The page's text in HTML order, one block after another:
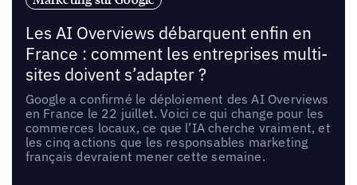
Les AI Overviews débarquent enfin en
France : comment les entreprises multi-
sites doivent s’adapter ?
Google a confirmé le déploiement des AI Overviews
en France le 22 juillet. Voici ce qui change pour les
commerces locaux, ce que l’IA cherche vraiment, et
les cinq actions que les responsables marketing
français devraient mener cette semaine.